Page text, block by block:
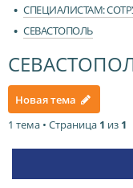
СПЕЦИАЛИСТАМ:
СЕВАСТОПОЛЬ
Новая тема
1 тема • Страница 1 из 1